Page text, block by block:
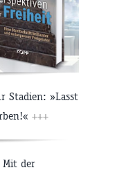
Stadien: »Lasst
+++
der